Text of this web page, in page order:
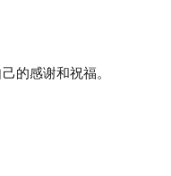
的感谢和祝福。